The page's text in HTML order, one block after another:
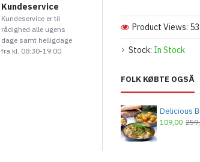
Kundeservice
Kundeservice er til
rådighed alle ugens
dage samt helligdage
fra kl. 08:30-19:00
Stock: In Stock
Product Views:
FOLK KØBTE OGSÅ
Delicious
109,00